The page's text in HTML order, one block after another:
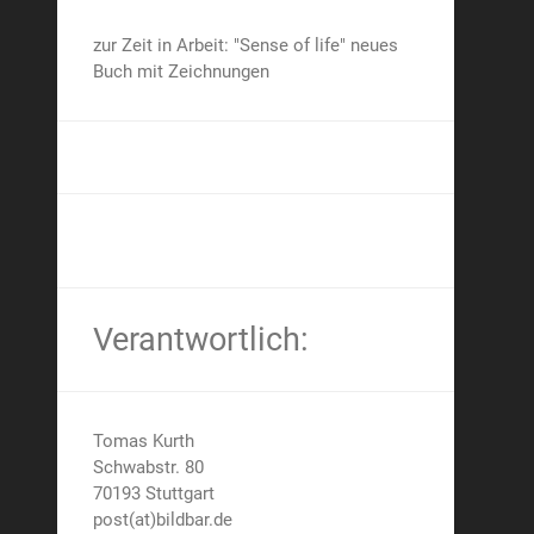
zur Zeit in Arbeit: "Sense of life" neues
Buch mit Zeichnungen
Verantwortlich:
Tomas Kurth
Schwabstr. 80
70193 Stuttgart
post(at)bildbar.de